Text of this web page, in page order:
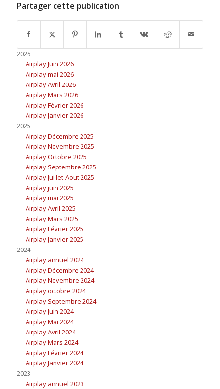
Partager cette publication
2026
Airplay Juin 2026
Airplay mai 2026
Airplay Avril 2026
Airplay Mars 2026
Airplay Février 2026
Airplay Janvier 2026
2025
Airplay Décembre 2025
Airplay Novembre 2025
Airplay Octobre 2025
Airplay Septembre 2025
Airplay Juillet-Aout 2025
Airplay juin 2025
Airplay mai 2025
Airplay Avril 2025
Airplay Mars 2025
Airplay Février 2025
Airplay Janvier 2025
2024
Airplay annuel 2024
Airplay Décembre 2024
Airplay Novembre 2024
Airplay octobre 2024
Airplay Septembre 2024
Airplay Juin 2024
Airplay Mai 2024
Airplay Avril 2024
Airplay Mars 2024
Airplay Février 2024
Airplay Janvier 2024
2023
Airplay annuel 2023